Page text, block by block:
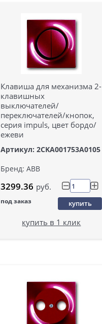
Клавиша для механизма 2-
клавишных
выключателей/
переключателей/кнопок,
серия impuls, цвет бордо/
ежеви
Артикул: 2CKA001753A0105
Бренд: ABB
3299.36 руб.
под заказ купить
купить в 1 клик